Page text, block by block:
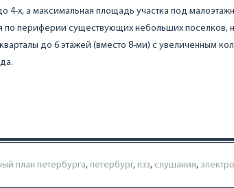
4-х, а максимальная площадь участка под
по периферии существующих небольших
до 6 этажей (вместо 8-ми) с увеличенным
план петербурга, петербург, пзз, слушания,